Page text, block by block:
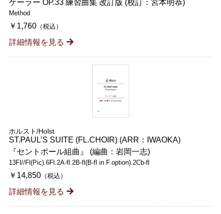
ケーラー OP.33 練習曲集 改訂版 (校訂：宮本明恭)
Method
￥1,760（税込）
詳細情報を見る
ホルスト/Holst
ST.PAUL’S SUITE (FL.CHOIR) (ARR：IWAOKA)
『セントポール組曲』 (編曲：岩岡一志)
13Fl//Fl(Pic).6Fl.2A-fl.2B-fl(B-fl in F.option).2Cb-fl
￥14,850（税込）
詳細情報を見る